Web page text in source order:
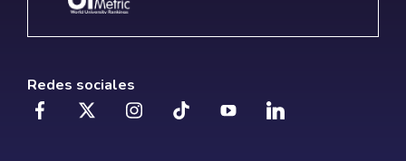
Redes sociales